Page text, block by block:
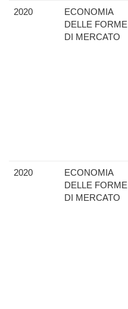
2020
ECONOMIA
DELLE FORME
DI MERCATO
2020
ECONOMIA
DELLE FORME
DI MERCATO